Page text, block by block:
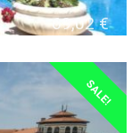
69,02€
SALE!